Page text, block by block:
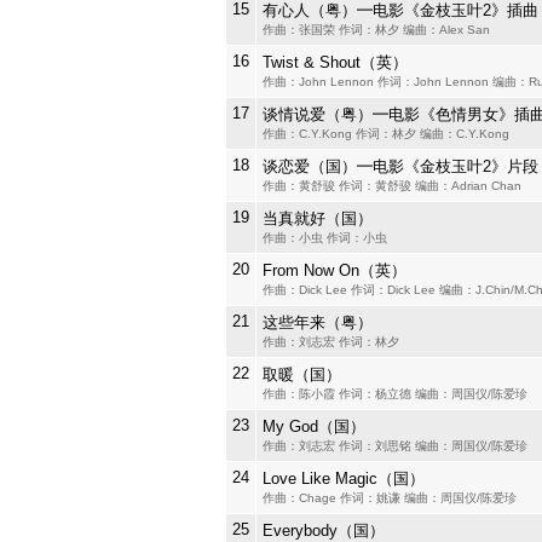
15 有心人（粤）━电影《金枝玉叶2》插曲
作曲：张国荣 作词：林夕 编曲：Alex San
16 Twist & Shout（英）
作曲：John Lennon 作词：John Lennon 编曲：
17 谈情说爱（粤）━电影《色情男女》插
作曲：C.Y.Kong 作词：林夕 编曲：C.Y.Kong
18 谈恋爱（国）━电影《金枝玉叶2》片段
作曲：黄舒骏 作词：黄舒骏 编曲：Adrian Chan
19 当真就好（国）
作曲：小虫 作词：小虫
20 From Now On（英）
作曲：Dick Lee 作词：Dick Lee 编曲：J.Chin/
21 这些年来（粤）
作曲：刘志宏 作词：林夕
22 取暖（国）
作曲：陈小霞 作词：杨立德 编曲：周国仪/陈爱珍
23 My God（国）
作曲：刘志宏 作词：刘思铭 编曲：周国仪/陈爱珍
24 Love Like Magic（国）
作曲：Chage 作词：姚谦 编曲：周国仪/陈爱珍
25 Everybody（国）